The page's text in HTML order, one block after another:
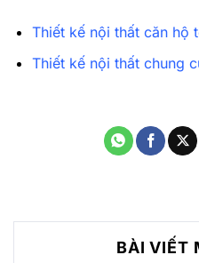
BÀI VIẾT
Thiết kế nội thất căn hộ
Thiết kế nội thất chung